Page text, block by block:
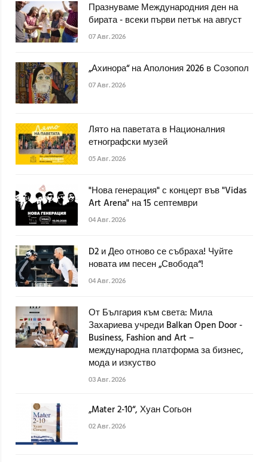
Празнуваме Международния ден на
бирата - всеки първи петък на август
07 Авг. 2026
„Ахинора“ на Аполония 2026 в Созопол
07 Авг. 2026
Лято на паветата в Националния
етнографски музей
05 Авг. 2026
"Нова генерация" с концерт във "Vidas
Art Arena" на 15 септември
04 Авг. 2026
D2 и Део отново се събраха! Чуйте
новата им песен „Свобода“!
04 Авг. 2026
От България към света: Мила
Захариева учреди Balkan Open Door -
Business, Fashion and Art –
международна платформа за бизнес,
мода и изкуство
03 Авг. 2026
„Mater 2-10“, Хуан Согьон
02 Авг. 2026